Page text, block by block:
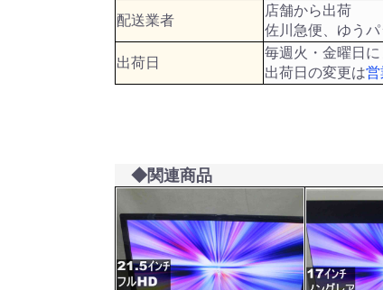
配送業者
店舗から出荷
佐川急便、ゆう
出荷日
毎週火・金曜日
出荷日の変更は
◆関連商品